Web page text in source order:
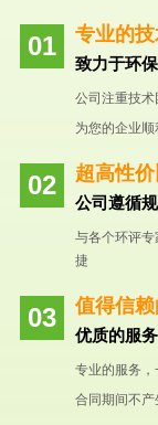
专业的
致力于环
公司注重技
为您的企业
超高性
公司遵循
与各个环评
捷
值得信
优质的服
专业的服务
合同期间不